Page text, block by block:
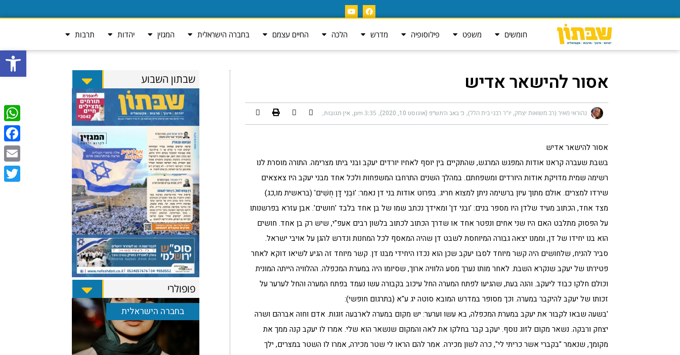
פתח
חומשים משפט פילוסופיה מדרש הלכה החיים עצמם בחברה הישראלית המגזין יהדות תרבות
אסור להישאר אדיש
נהוראי מאיר (רב משואות יצחק, יו"ר רבני בית הלל) כ׳ באב ה׳תש״פ (אוגוסט 10, 2020) 3:35 pm אין תגובות
אסור להישאר אדיש
בשבת שעברה קראנו אודות המפגש המרגש, שהתקיים בין יוסף לאחיו יורדים יעקב ובני ביתו מצרימה. התורה מוסרת לנו
רשימה שמית מדויקת אודות היורדים ומשפחתם. במהלך השנים התרחבו המשפחות ולכל אחד מבני יעקב היו צאצאים
שירדו למצרים. אולם מתוך עיון ברשימה ניתן למצוא חריג. בפרוט אודות בני דן נאמר: 'וּבְנֵי דָן חֻשִׁים' (בראשית מו,כג)
מצד אחד, הכתוב מעיד שלדן היו מספר בנים: 'ובני דן' ומאידך נכתב שמו של בן אחד בלבד 'חושים'. אבן עזרא בפרשנותו
על הפסוק מתלבט האם היו שני אחים ונפטר אחד או שדרך הכתוב לכתוב בלשון רבים אעפ"י, שיש רק בן אחד. חושים
הוא בנו יחידו של דן, וממנו יצאה גבורה המיוחסת לשבט דן שהיה המאסף לכל המחנות ונדרש להגן על אויבי ישראל.
סביר להניח, שלחושים היה קשר מיוחד לסבו יעקב שכן הוא נכדו היחידי מבנו דן. קשר מיוחד זה הגיע לשיאו דוקא לאחר
פטירתו של יעקב שנקרא השבת. לאחר מותו נערך מסע הלוויה ארוך, שסיומו היה במערת המכפלה. ההלוויה הייתה המונית
וכולם חלקו כבוד ליעקב. והנה בעת, שהגיעו לפתח המערה החל עיכוב בקבורה עשו נעמד בפתח המערה והחל לערער על
זכותו של יעקב להיקבר במערה. וכך מסופר במדרש המובא סוטה יג ע"א (בתרגום חופשי):
'בשעה שבאו לקבור את יעקב במערת המכפלה, בא עשו וערער: יש מקום במערה לארבעה זוגות. אדם וחוה אברהם ושרה
יצחק ורבקה. נשאר מקום לזוג נוסף. יעקב קבר בחלקו את לאה והמקום שנשאר הוא שלי. אמרו לו יעקב קנה ממך את
מקומך, שנאמר "בקברי אשר כריתי לי", כרה לשון מכירה. אמר להם הראו לי שטר מכירה, אמרו לו השטר במצרים, ילך
שבתון השבוע
פופולרי
בחברה הישראלית
Email